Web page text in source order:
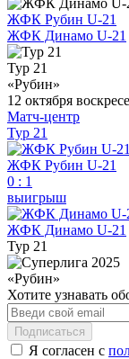
ЖФК Рубин U-21
ЖФК Динамо U-21
Тур 21
«Рубин»
12 октября
Матч-центр
Тур 21
ЖФК Рубин U-21
0 : 1
выигрыш
ЖФК Динамо U-21
Тур 21
«Рубин»
Хотите узнавать
Подписаться
Я согласен с